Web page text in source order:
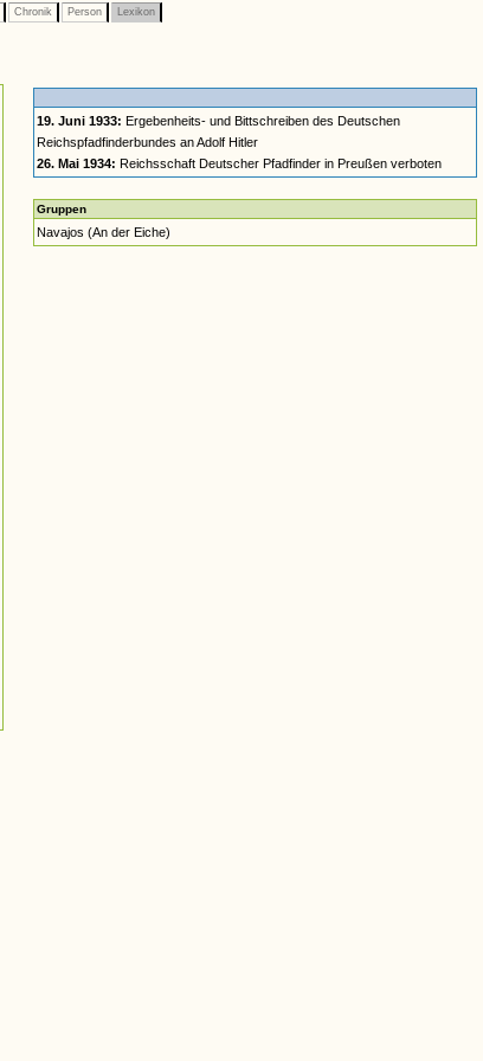
Chronik Person Lexikon
19. Juni 1933: Ergebenheits- und Bittschreiben des Deutschen
Reichspfadfinderbundes an Adolf Hitler
26. Mai 1934: Reichsschaft Deutscher Pfadfinder in Preußen verboten
Gruppen
Navajos (An der Eiche)